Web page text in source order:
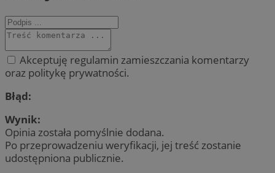
Akceptuję regulamin zamieszczania komentarzy
oraz politykę prywatności.
Błąd:
Wynik:
Opinia została pomyślnie dodana.
Po przeprowadzeniu weryfikacji, jej treść zostanie
udostępniona publicznie.